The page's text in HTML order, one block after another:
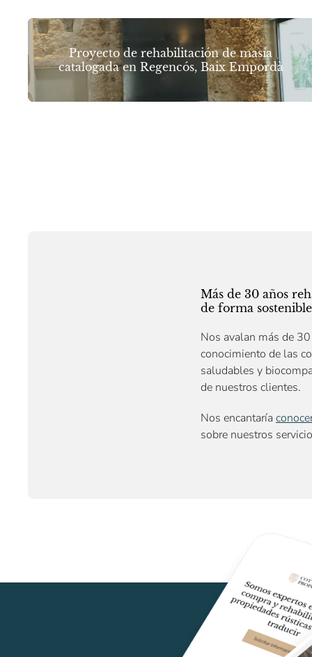
Proyecto de rehabilitación de masía
catalogada en Regencós, Baix Empordà
Más de 30 años
de forma sostenible
Nos avalan más de
conocimiento de las
saludables y
de nuestros clientes.
Nos encantaría
sobre nuestros